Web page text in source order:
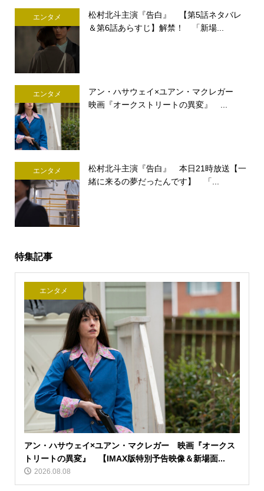
エンタメ
松村北斗主演『告白』 【第5話ネタバレ
＆第6話あらすじ】解禁！ 「新場...
エンタメ
アン・ハサウェイ×ユアン・マクレガー
映画『オークストリートの異変』 ...
エンタメ
松村北斗主演『告白』 本日21時放送【一
緒に来るの夢だったんです】 「...
特集記事
エンタメ
アン・ハサウェイ×ユアン・マクレガー 映画『オークス
トリートの異変』 【IMAX版特別予告映像＆新場面...
2026.08.08